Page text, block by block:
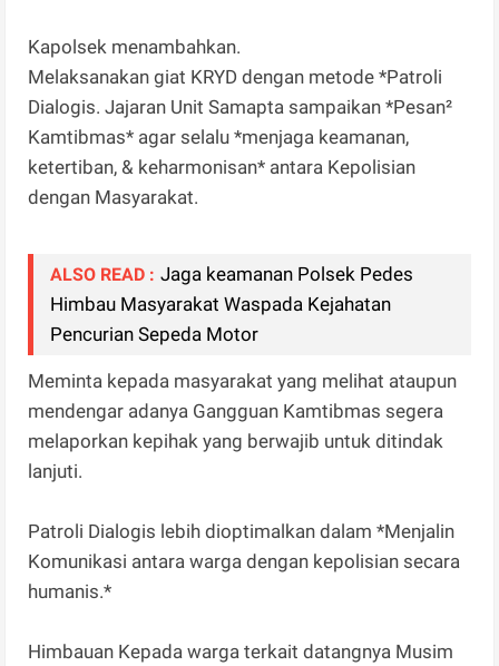
Kapolsek menambahkan.
Melaksanakan giat KRYD dengan metode *Patroli
Dialogis. Jajaran Unit Samapta sampaikan *Pesan²
Kamtibmas* agar selalu *menjaga keamanan,
ketertiban, & keharmonisan* antara Kepolisian
dengan Masyarakat.
ALSO READ : Jaga keamanan Polsek Pedes
Himbau Masyarakat Waspada Kejahatan
Pencurian Sepeda Motor
Meminta kepada masyarakat yang melihat ataupun
mendengar adanya Gangguan Kamtibmas segera
melaporkan kepihak yang berwajib untuk ditindak
lanjuti.
Patroli Dialogis lebih dioptimalkan dalam *Menjalin
Komunikasi antara warga dengan kepolisian secara
humanis.*
Himbauan Kepada warga terkait datangnya Musim